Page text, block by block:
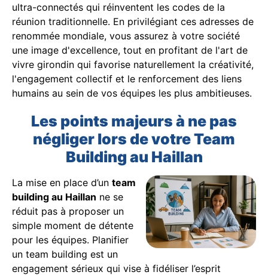
ultra-connectés qui réinventent les codes de la
réunion traditionnelle. En privilégiant ces adresses de
renommée mondiale, vous assurez à votre société
une image d'excellence, tout en profitant de l'art de
vivre girondin qui favorise naturellement la créativité,
l'engagement collectif et le renforcement des liens
humains au sein de vos équipes les plus ambitieuses.
Les points majeurs à ne pas
négliger lors de votre Team
Building au Haillan
La mise en place d’un team
building au Haillan ne se
réduit pas à proposer un
simple moment de détente
pour les équipes. Planifier
un team building est un
engagement sérieux qui vise à fidéliser l’esprit